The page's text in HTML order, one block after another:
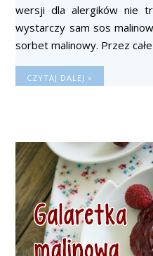
wersji dla alergików nie
wystarczy sam sos
sorbet malinowy. Przez
CZYTAJ DALEJ »